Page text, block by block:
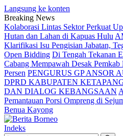
Langsung ke konten
Breaking News
Kolaborasi Lintas Sektor Perkuat
Hutan dan Lahan di Kapuas Hulu
Klarifikasi Isu Pengisian Jabatan,
Open Bidding Di Tengah Tekanan
Cabang Mempawah Desak
Persen PENGURUS GP ANSOR
DPRD KABUPATEN
DAN DIALOG KEBANGSAAN
Pemantauan Porsi Ompreng di
Benua Kayong
Indeks